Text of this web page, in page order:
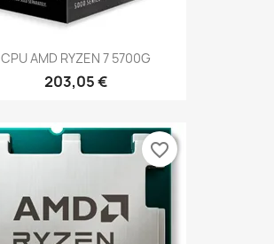
CPU AMD RYZEN 7 5700G
203,05 €
favorite_border